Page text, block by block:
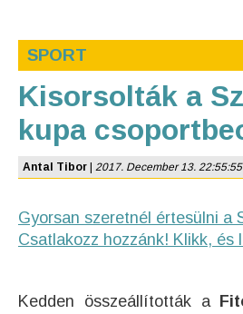
SPORT
Kisorsolták a
kupa
Antal Tibor 2017. December 13.
Gyorsan szeretnél értesülni a
Csatlakozz hozzánk! Klikk, és
Kedden összeállították a